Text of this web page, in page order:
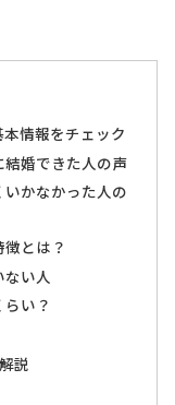
情報をチェック
婚できた人の声
かなかった人の
とは？
い人
い？
説